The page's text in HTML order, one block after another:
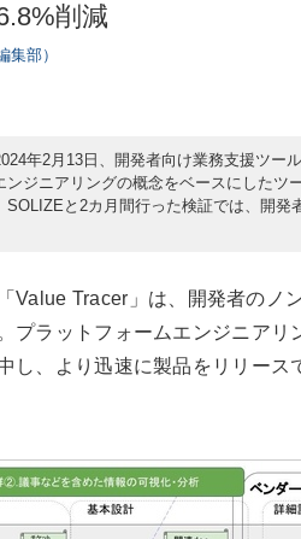
削減
集部）
年2月13日、開発者向け業務支援ツール
ジニアリングの概念をベースにしたツ
と2カ月間行った検証では、開発
Tracer」は、開発者のノ
プラットフォームエンジニアリ
し、より迅速に製品をリリース